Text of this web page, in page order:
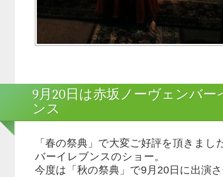
9月20日は赤坂ノーヴェンバー
ンス
「春の祭典」で大変ご好評を頂きまし
バーイレブンスのショー。
今度は「秋の祭典」で9月20日に出演